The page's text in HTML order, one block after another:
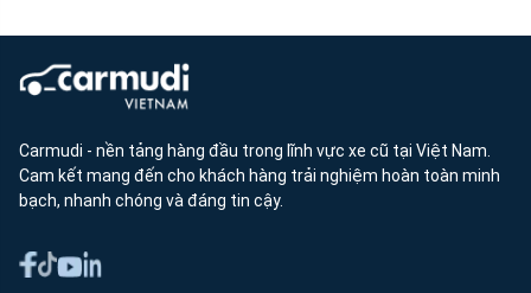
Carmudi - nền tảng hàng đầu trong lĩnh vực xe cũ tại Việt Nam.
Cam kết mang đến cho khách hàng trải nghiệm hoàn toàn minh
bạch, nhanh chóng và đáng tin cậy.